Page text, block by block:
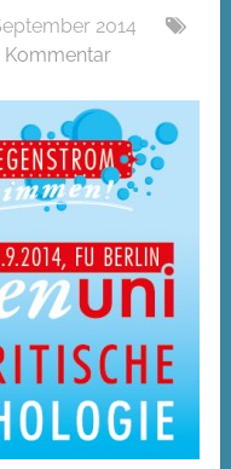
2014
Kommentar